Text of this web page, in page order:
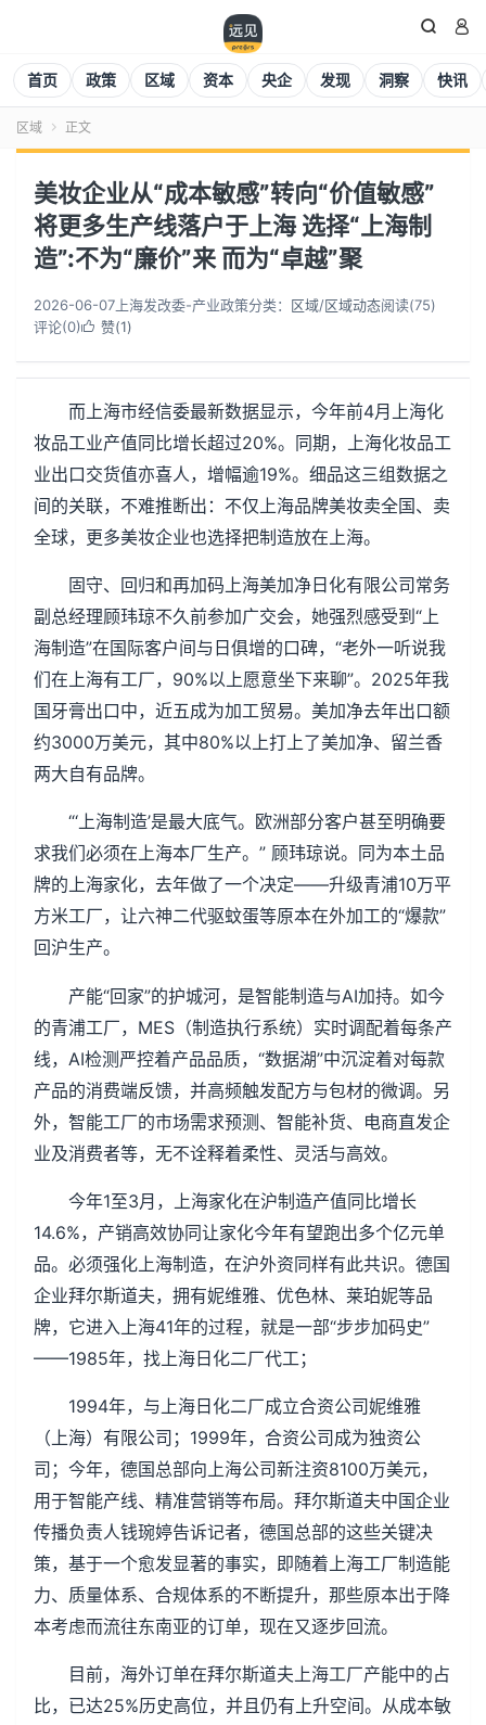
 
首页 政策 区域 资本 央企 发现 洞察 快讯
区域  正文
美妆企业从“成本敏感”转向“价值敏感”
将更多生产线落户于上海 选择“上海制
造”:不为“廉价”来 而为“卓越”聚
2026-06-07 上海发改委-产业政策分类： 区域/区域动态阅读(75)
评论(0) 赞(1)
而上海市经信委最新数据显示，今年前4月上海化
妆品工业产值同比增长超过20%。同期，上海化妆品工
业出口交货值亦喜人，增幅逾19%。细品这三组数据之
间的关联，不难推断出：不仅上海品牌美妆卖全国、卖
全球，更多美妆企业也选择把制造放在上海。
固守、回归和再加码上海美加净日化有限公司常务
副总经理顾玮琼不久前参加广交会，她强烈感受到“上
海制造”在国际客户间与日俱增的口碑，“老外一听说我
们在上海有工厂，90%以上愿意坐下来聊”。2025年我
国牙膏出口中，近五成为加工贸易。美加净去年出口额
约3000万美元，其中80%以上打上了美加净、留兰香
两大自有品牌。
“‘上海制造’是最大底气。欧洲部分客户甚至明确要
求我们必须在上海本厂生产。” 顾玮琼说。同为本土品
牌的上海家化，去年做了一个决定——升级青浦10万平
方米工厂，让六神二代驱蚊蛋等原本在外加工的“爆款”
回沪生产。
产能“回家”的护城河，是智能制造与AI加持。如今
的青浦工厂，MES（制造执行系统）实时调配着每条产
线，AI检测严控着产品品质，“数据湖”中沉淀着对每款
产品的消费端反馈，并高频触发配方与包材的微调。另
外，智能工厂的市场需求预测、智能补货、电商直发企
业及消费者等，无不诠释着柔性、灵活与高效。
今年1至3月，上海家化在沪制造产值同比增长
14.6%，产销高效协同让家化今年有望跑出多个亿元单
品。必须强化上海制造，在沪外资同样有此共识。德国
企业拜尔斯道夫，拥有妮维雅、优色林、莱珀妮等品
牌，它进入上海41年的过程，就是一部“步步加码史”
——1985年，找上海日化二厂代工；
1994年，与上海日化二厂成立合资公司妮维雅
（上海）有限公司；1999年，合资公司成为独资公
司；今年，德国总部向上海公司新注资8100万美元，
用于智能产线、精准营销等布局。拜尔斯道夫中国企业
传播负责人钱琬婷告诉记者，德国总部的这些关键决
策，基于一个愈发显著的事实，即随着上海工厂制造能
力、质量体系、合规体系的不断提升，那些原本出于降
本考虑而流往东南亚的订单，现在又逐步回流。
目前，海外订单在拜尔斯道夫上海工厂产能中的占
比，已达25%历史高位，并且仍有上升空间。从成本敏